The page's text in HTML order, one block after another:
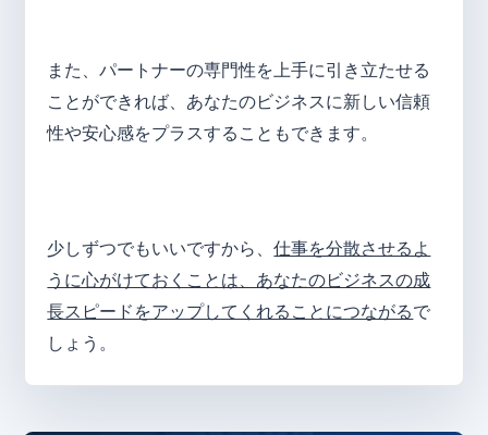
また、パートナーの専門性を上手に引き立たせる
ことができれば、あなたのビジネスに新しい信頼
性や安心感をプラスすることもできます。
少しずつでもいいですから、仕事を分散させるよ
うに心がけておくことは、あなたのビジネスの成
長スピードをアップしてくれることにつながるで
しょう。